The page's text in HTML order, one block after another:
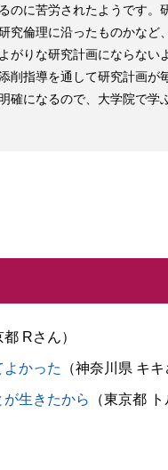
のに苦労されたようです。
究倫理に沿ったものかなど
がりな研究計画にならない
削指導を通して研究計画が
確になるので、大学院で学
都 Rさん）
かった （神奈川県 キキ
生きたから （東京都